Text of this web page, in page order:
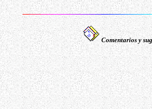
Comentarios y